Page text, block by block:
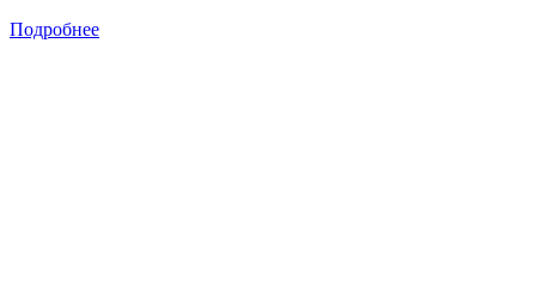
Подробнее